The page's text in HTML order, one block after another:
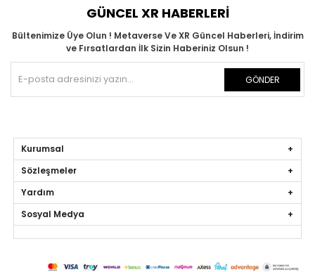
GÜNCEL XR HABERLERİ
Bültenimize Üye Olun ! Metaverse Ve XR Güncel Haberleri, İndirim
ve Fırsatlardan İlk Sizin Haberiniz Olsun !
GÖNDER
Kurumsal
Sözleşmeler
Yardım
Sosyal Medya